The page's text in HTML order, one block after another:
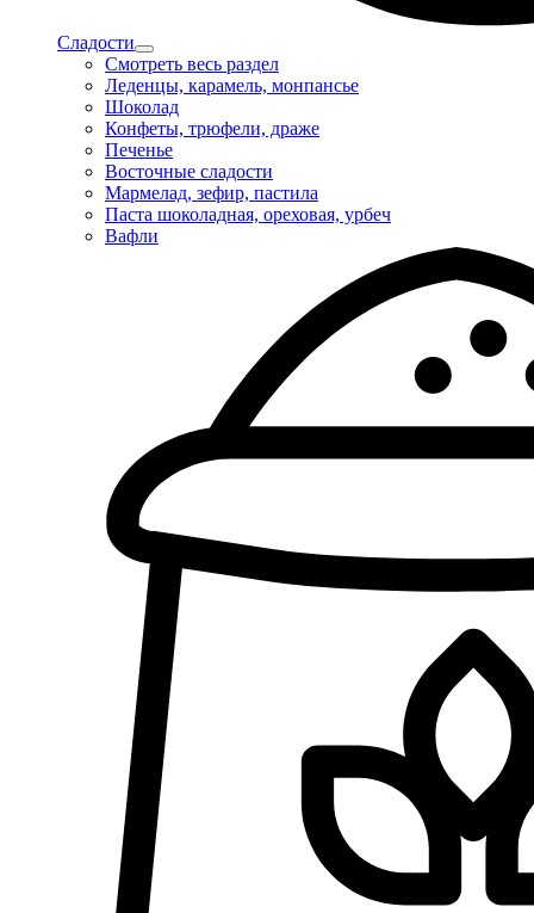
Сладости
Смотреть весь раздел
Леденцы, карамель, монпансье
Шоколад
Конфеты, трюфели, драже
Печенье
Восточные сладости
Мармелад, зефир, пастила
Паста шоколадная, ореховая, урбеч
Вафли